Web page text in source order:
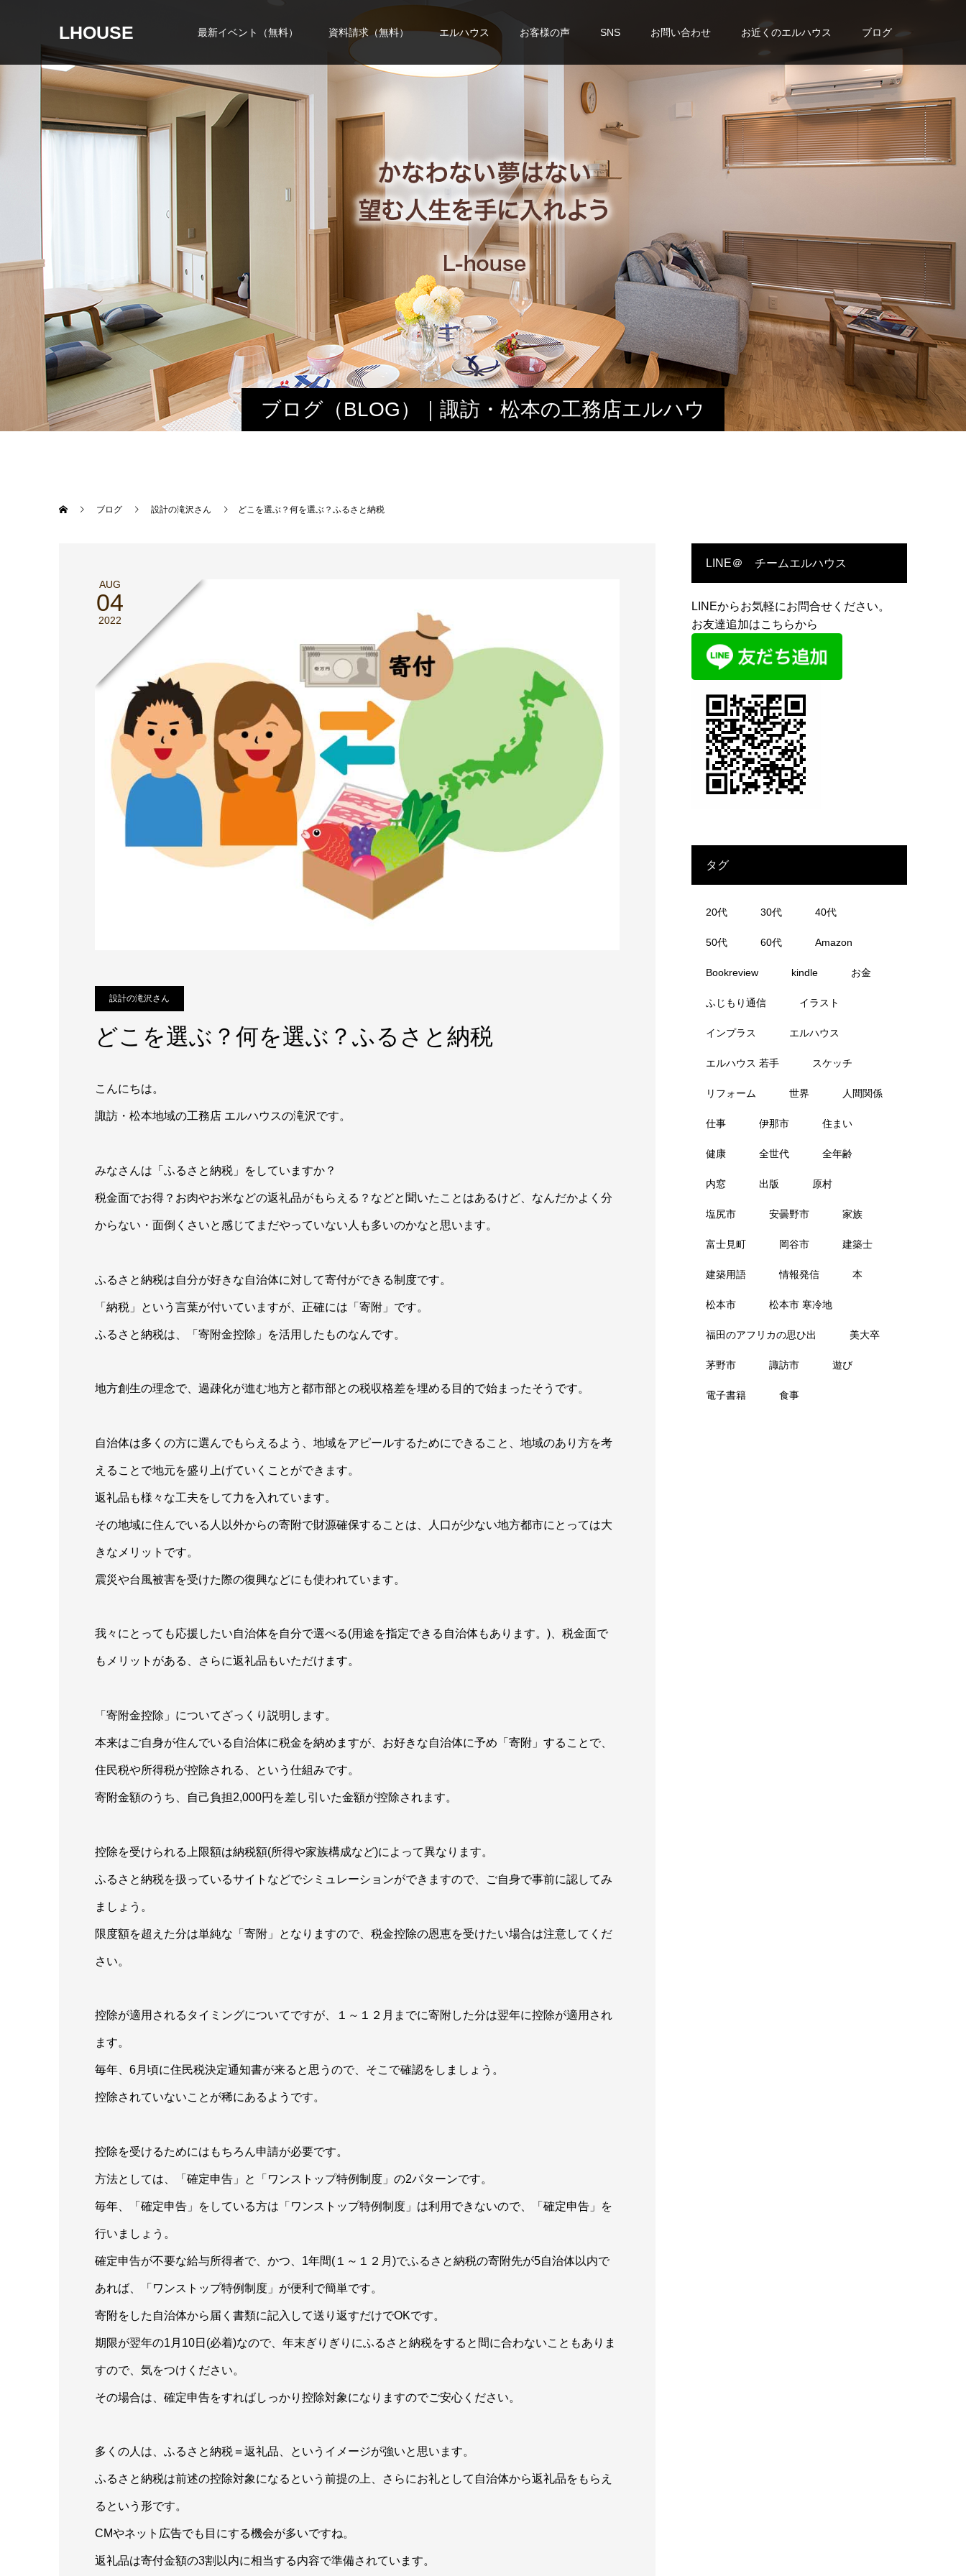
LHOUSE 最新イベント（無料） 資料請求（無料） エルハウス お客様の声 SNS お問い合わせ お近くのエルハウス ブログ
ブログ（BLOG）｜諏訪・松本の工務店エルハウ
ブログ 設計の滝沢さん どこを選ぶ？何を選ぶ？ふるさと納税
AUG
04
2022
設計の滝沢さん
どこを選ぶ？何を選ぶ？ふるさと納税
こんにちは。
諏訪・松本地域の工務店 エルハウスの滝沢です。
みなさんは「ふるさと納税」をしていますか？
税金面でお得？お肉やお米などの返礼品がもらえる？などと聞いたことはあるけど、なんだかよく分
からない・面倒くさいと感じてまだやっていない人も多いのかなと思います。
ふるさと納税は自分が好きな自治体に対して寄付ができる制度です。
「納税」という言葉が付いていますが、正確には「寄附」です。
ふるさと納税は、「寄附金控除」を活用したものなんです。
地方創生の理念で、過疎化が進む地方と都市部との税収格差を埋める目的で始まったそうです。
自治体は多くの方に選んでもらえるよう、地域をアピールするためにできること、地域のあり方を考
えることで地元を盛り上げていくことができます。
返礼品も様々な工夫をして力を入れています。
その地域に住んでいる人以外からの寄附で財源確保することは、人口が少ない地方都市にとっては大
きなメリットです。
震災や台風被害を受けた際の復興などにも使われています。
我々にとっても応援したい自治体を自分で選べる(用途を指定できる自治体もあります。)、税金面で
もメリットがある、さらに返礼品もいただけます。
「寄附金控除」についてざっくり説明します。
本来はご自身が住んでいる自治体に税金を納めますが、お好きな自治体に予め「寄附」することで、
住民税や所得税が控除される、という仕組みです。
寄附金額のうち、自己負担2,000円を差し引いた金額が控除されます。
控除を受けられる上限額は納税額(所得や家族構成など)によって異なります。
ふるさと納税を扱っているサイトなどでシミュレーションができますので、ご自身で事前に認してみ
ましょう。
限度額を超えた分は単純な「寄附」となりますので、税金控除の恩恵を受けたい場合は注意してくだ
さい。
控除が適用されるタイミングについてですが、１～１２月までに寄附した分は翌年に控除が適用され
ます。
毎年、6月頃に住民税決定通知書が来ると思うので、そこで確認をしましょう。
控除されていないことが稀にあるようです。
控除を受けるためにはもちろん申請が必要です。
方法としては、「確定申告」と「ワンストップ特例制度」の2パターンです。
毎年、「確定申告」をしている方は「ワンストップ特例制度」は利用できないので、「確定申告」を
行いましょう。
確定申告が不要な給与所得者で、かつ、1年間(１～１２月)でふるさと納税の寄附先が5自治体以内で
あれば、「ワンストップ特例制度」が便利で簡単です。
寄附をした自治体から届く書類に記入して送り返すだけでOKです。
期限が翌年の1月10日(必着)なので、年末ぎりぎりにふるさと納税をすると間に合わないこともありま
すので、気をつけください。
その場合は、確定申告をすればしっかり控除対象になりますのでご安心ください。
多くの人は、ふるさと納税＝返礼品、というイメージが強いと思います。
ふるさと納税は前述の控除対象になるという前提の上、さらにお礼として自治体から返礼品をもらえ
るという形です。
CMやネット広告でも目にする機会が多いですね。
返礼品は寄付金額の3割以内に相当する内容で準備されています。
LINE＠ チームエルハウス
LINEからお気軽にお問合せください。
お友達追加はこちらから
タグ
20代 30代 40代
50代 60代 Amazon
Bookreview kindle お金
ふじもり通信 イラスト
インプラス エルハウス
エルハウス 若手 スケッチ
リフォーム 世界 人間関係
仕事 伊那市 住まい
健康 全世代 全年齢
内窓 出版 原村
塩尻市 安曇野市 家族
富士見町 岡谷市 建築士
建築用語 情報発信 本
松本市 松本市 寒冷地
福田のアフリカの思ひ出 美大卒
茅野市 諏訪市 遊び
電子書籍 食事